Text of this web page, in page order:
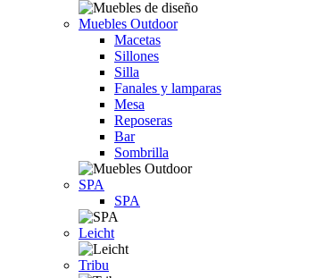
Muebles Outdoor
Macetas
Sillones
Silla
Fanales y lamparas
Mesa
Reposeras
Bar
Sombrilla
SPA
SPA
Leicht
Tribu